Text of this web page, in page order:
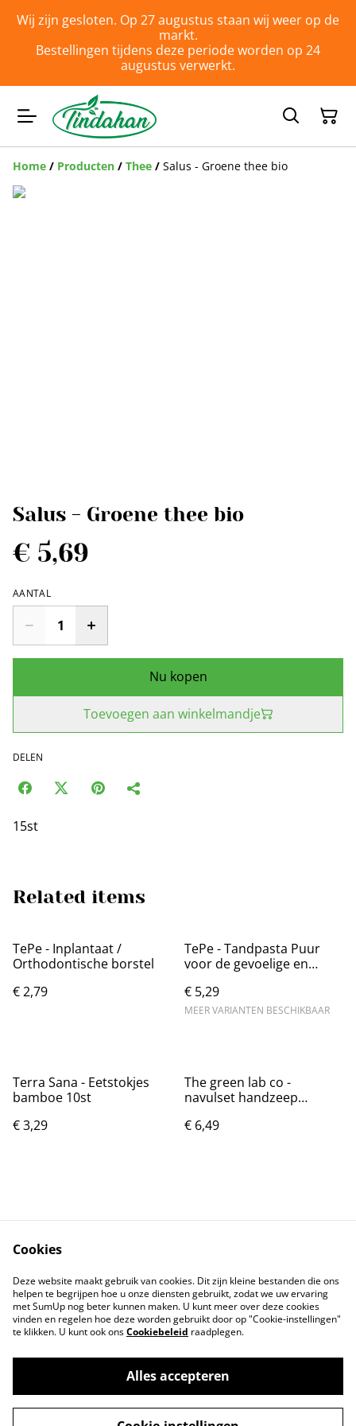
Wij zijn gesloten. Op 27 augustus staan wij weer op de
markt.
Bestellingen tijdens deze periode worden op 24
augustus verwerkt.
Home / Producten / Thee / Salus - Groene thee bio
Salus - Groene thee bio
€ 5,69
AANTAL
Nu kopen
Toevoegen aan winkelmandje
DELEN
15st
Related items
TePe - Inplantaat /
Orthodontische borstel
€ 2,79
TePe - Tandpasta Puur
voor de gevoelige en
€ 5,29
MEER VARIANTEN BESCHIKBAAR
Terra Sana - Eetstokjes
bamboe 10st
€ 3,29
The green lab co -
navulset handzeep
€ 6,49
Contact
Voorwaarden
Privacybeleid
Cookiebeleid
©2026Tindahan Reform
Cookies
Deze website maakt gebruik van cookies. Dit zijn kleine bestanden die ons
helpen te begrijpen hoe u onze diensten gebruikt, zodat we uw ervaring
met SumUp nog beter kunnen maken. U kunt meer over deze cookies
vinden en regelen hoe deze worden gebruikt door op "Cookie-instellingen"
te klikken. U kunt ook onsCookiebeleid raadplegen.
Alles accepteren